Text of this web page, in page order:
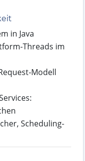
in Java
Threads im
Modell
Scheduling-